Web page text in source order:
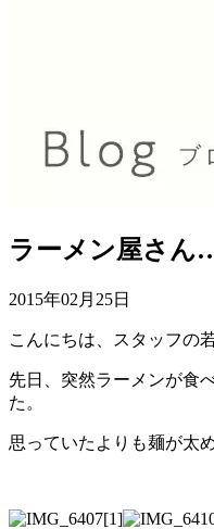
ラーメン屋さん
2015年02月25日
こんにちは、スタッフの
先日、突然ラーメンが食
た。
思っていたよりも麺が太